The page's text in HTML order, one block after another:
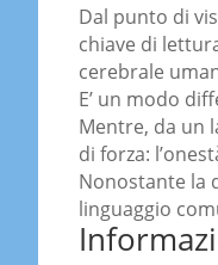
Dal punto di
chiave di
cerebrale
E’ un modo
Mentre, da un
di forza:
Nonostante la
linguaggio